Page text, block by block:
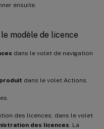
ensuite.
modèle de licence
dans le volet de navigation
dans le volet Actions.
des licences, dans le volet
des licences . La